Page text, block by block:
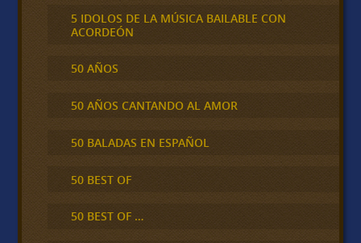
5 IDOLOS DE LA MÚSICA BAILABLE CON
ACORDEÓN
50 AÑOS
50 AÑOS CANTANDO AL AMOR
50 BALADAS EN ESPAÑOL
50 BEST OF
50 BEST OF …